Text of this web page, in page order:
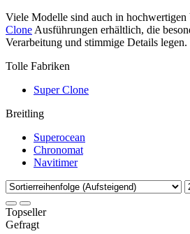
Viele Modelle sind auch in hochwertigen
Clone Ausführungen erhältlich, die
Verarbeitung und stimmige Details legen.
Tolle Fabriken
Super Clone
Breitling
Superocean
Chronomat
Navitimer
Topseller
Gefragt